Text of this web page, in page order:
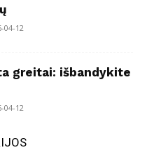
04-12
greitai: išbandykite
04-12